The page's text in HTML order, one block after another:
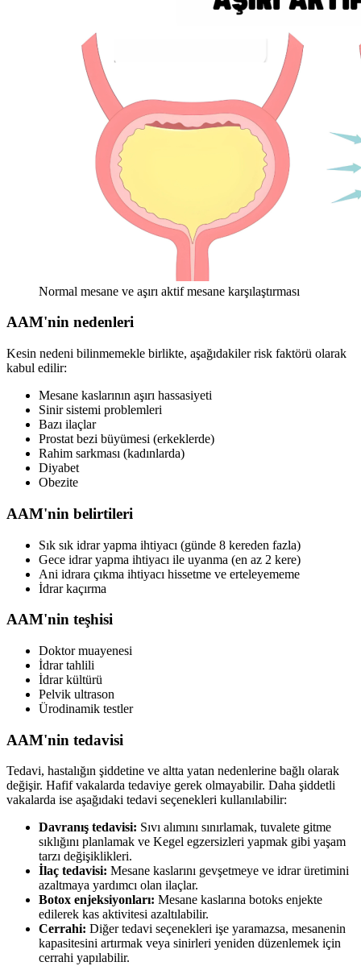
Normal mesane ve aşırı aktif mesane karşılaştırması
AAM'nin nedenleri
Kesin nedeni bilinmemekle birlikte, aşağıdakiler risk faktörü olarak
kabul edilir:
Mesane kaslarının aşırı hassasiyeti
Sinir sistemi problemleri
Bazı ilaçlar
Prostat bezi büyümesi (erkeklerde)
Rahim sarkması (kadınlarda)
Diyabet
Obezite
AAM'nin belirtileri
Sık sık idrar yapma ihtiyacı (günde 8 kereden fazla)
Gece idrar yapma ihtiyacı ile uyanma (en az 2 kere)
Ani idrara çıkma ihtiyacı hissetme ve erteleyememe
İdrar kaçırma
AAM'nin teşhisi
Doktor muayenesi
İdrar tahlili
İdrar kültürü
Pelvik ultrason
Ürodinamik testler
AAM'nin tedavisi
Tedavi, hastalığın şiddetine ve altta yatan nedenlerine bağlı olarak
değişir. Hafif vakalarda tedaviye gerek olmayabilir. Daha şiddetli
vakalarda ise aşağıdaki tedavi seçenekleri kullanılabilir:
Davranış tedavisi: Sıvı alımını sınırlamak, tuvalete gitme
sıklığını planlamak ve Kegel egzersizleri yapmak gibi yaşam
tarzı değişiklikleri.
İlaç tedavisi: Mesane kaslarını gevşetmeye ve idrar üretimini
azaltmaya yardımcı olan ilaçlar.
Botox enjeksiyonları: Mesane kaslarına botoks enjekte
edilerek kas aktivitesi azaltılabilir.
Cerrahi: Diğer tedavi seçenekleri işe yaramazsa, mesanenin
kapasitesini artırmak veya sinirleri yeniden düzenlemek için
cerrahi yapılabilir.